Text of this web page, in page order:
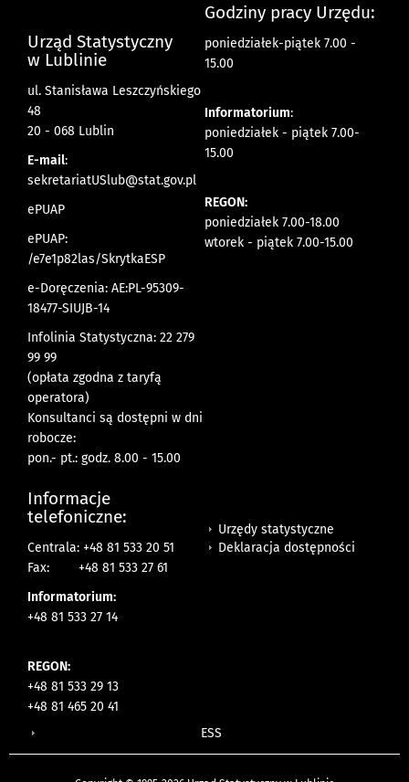
Urząd Statystyczny
w Lublinie
ul. Stanisława Leszczyńskiego
48
20 - 068 Lublin
E-mail:
sekretariatUSlub@stat.gov.pl
ePUAP
ePUAP:
/e7e1p82las/SkrytkaESP
e-Doręczenia: AE:PL-95309-
18477-SIUJB-14
Infolinia Statystyczna: 22 279
99 99
(opłata zgodna z taryfą
operatora)
Konsultanci są dostępni w dni
robocze:
pon.- pt.: godz. 8.00 - 15.00
Godziny pracy Urzędu:
poniedziałek-piątek 7.00 -
15.00
Informatorium:
poniedziałek - piątek 7.00-
15.00
REGON:
poniedziałek 7.00-18.00
wtorek - piątek 7.00-15.00
Informacje
telefoniczne:
Centrala: +48 81 533 20 51
Fax:
+48 81 533 27 61
Informatorium:
+48 81 533 27 14
REGON:
+48 81 533 29 13
+48 81 465 20 41
Urzędy statystyczne
Deklaracja dostępności
ESS